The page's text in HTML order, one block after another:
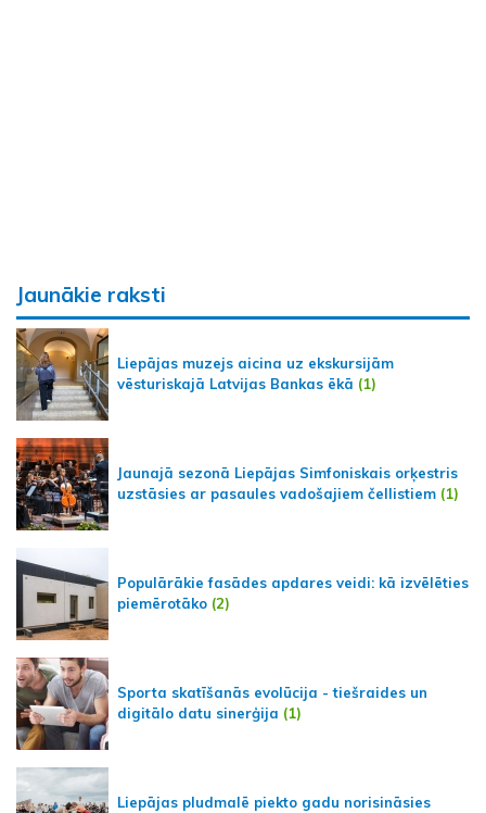
Jaunākie raksti
Liepājas muzejs aicina uz ekskursijām
vēsturiskajā Latvijas Bankas ēkā (1)
Jaunajā sezonā Liepājas Simfoniskais orķestris
uzstāsies ar pasaules vadošajiem čellistiem (1)
Populārākie fasādes apdares veidi: kā izvēlēties
piemērotāko (2)
Sporta skatīšanās evolūcija - tiešraides un
digitālo datu sinerģija (1)
Liepājas pludmalē piekto gadu norisināsies